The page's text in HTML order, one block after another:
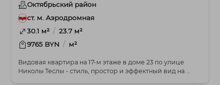
Октябрьский район
ст. м. Аэродромная
30.1 м² / 23.7 м²
9765 BYN / м²
Видовая квартира на 17‑м этаже в доме 23 по улице
Николы Теслы - стиль, простор и эффектный вид на ...